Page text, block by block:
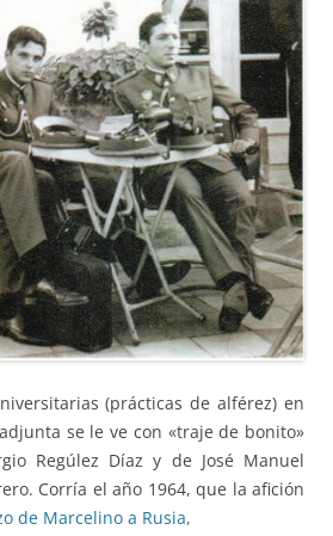
(prácticas de alférez) en
se le ve con «traje de bonito»
Regúlez Díaz y de José Manuel
Corría el año 1964, que la afición
de Marcelino a Rusia,